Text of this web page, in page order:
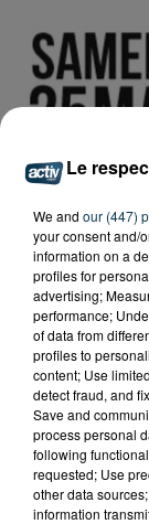
Tarif
Le Marchéaux V
Mazerat,
Ursules),le
30 vignerons
Le
We and our (447)
your consent and/
information on a
profiles for
advertising;
performance;
of data from
profiles to
content; Use
detect fraud, and
Save and
process personal
following
requested; Use
other data
information